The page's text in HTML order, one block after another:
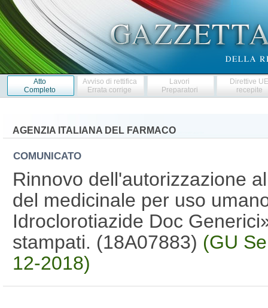
Atto
Completo
Avviso di rettifica
Errata corrige
Lavori
Preparatori
Direttive
recepite
AGENZIA ITALIANA DEL FARMACO
COMUNICATO
Rinnovo dell'autorizzazione
del medicinale per uso
Idroclorotiazide Doc
stampati. (18A07883) (GU
12-2018)